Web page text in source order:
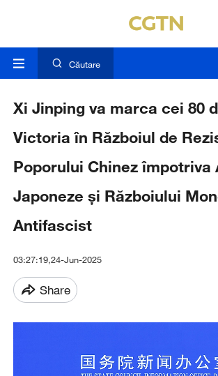
Căutare
Xi Jinping va marca cei 80
Victoria în Războiul de
Poporului Chinez împotriva
Japoneze și Războiului
Antifascist
03:27:19,24-Jun-2025
Share